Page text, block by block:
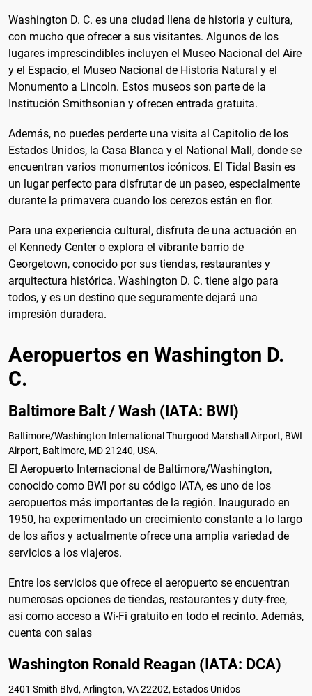
Washington D. C. es una ciudad llena de historia y cultura,
con mucho que ofrecer a sus visitantes. Algunos de los
lugares imprescindibles incluyen el Museo Nacional del Aire
y el Espacio, el Museo Nacional de Historia Natural y el
Monumento a Lincoln. Estos museos son parte de la
Institución Smithsonian y ofrecen entrada gratuita.
Además, no puedes perderte una visita al Capitolio de los
Estados Unidos, la Casa Blanca y el National Mall, donde se
encuentran varios monumentos icónicos. El Tidal Basin es
un lugar perfecto para disfrutar de un paseo, especialmente
durante la primavera cuando los cerezos están en flor.
Para una experiencia cultural, disfruta de una actuación en
el Kennedy Center o explora el vibrante barrio de
Georgetown, conocido por sus tiendas, restaurantes y
arquitectura histórica. Washington D. C. tiene algo para
todos, y es un destino que seguramente dejará una
impresión duradera.
Aeropuertos en Washington D.
C.
Baltimore Balt / Wash (IATA: BWI)
Baltimore/Washington International Thurgood Marshall Airport, BWI
Airport, Baltimore, MD 21240, USA.
El Aeropuerto Internacional de Baltimore/Washington,
conocido como BWI por su código IATA, es uno de los
aeropuertos más importantes de la región. Inaugurado en
1950, ha experimentado un crecimiento constante a lo largo
de los años y actualmente ofrece una amplia variedad de
servicios a los viajeros.
Entre los servicios que ofrece el aeropuerto se encuentran
numerosas opciones de tiendas, restaurantes y duty-free,
así como acceso a Wi-Fi gratuito en todo el recinto. Además,
cuenta con salas
Washington Ronald Reagan (IATA: DCA)
2401 Smith Blvd, Arlington, VA 22202, Estados Unidos